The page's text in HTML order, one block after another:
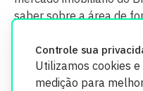
Controle sua
Utilizamos cookies
medição para
saber sobre a área de